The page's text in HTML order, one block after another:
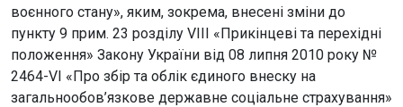
воєнного стану», яким, зокрема, внесені зміни до
пункту 9 прим. 23 розділу VIII «Прикінцеві та перехідні
положення» Закону України від 08 липня 2010 року №
2464-VI «Про збір та облік єдиного внеску на
загальнообов’язкове державне соціальне страхування»